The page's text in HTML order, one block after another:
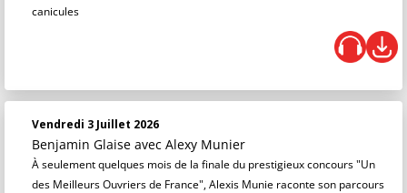
canicules
Vendredi 3 Juillet 2026
Benjamin Glaise avec Alexy Munier
À seulement quelques mois de la finale du prestigieux concours "Un
des Meilleurs Ouvriers de France", Alexis Munie raconte son parcours